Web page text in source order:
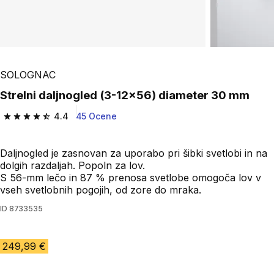
SOLOGNAC
Strelni daljnogled (3-12x56) diameter 30 mm
4.4
4.4 od 5 zvezdic from 45 ocene
45 Ocene
Daljnogled je zasnovan za uporabo pri šibki svetlobi in na
dolgih razdaljah. Popoln za lov.
S 56-mm lečo in 87 % prenosa svetlobe omogoča lov v
vseh svetlobnih pogojih, od zore do mraka.
ID 8733535
249,99 €